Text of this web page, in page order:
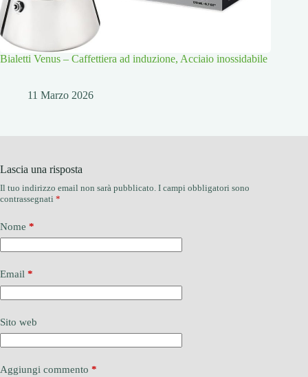
Bialetti Venus – Caffettiera ad induzione, Acciaio inossidabile
11 Marzo 2026
Lascia una risposta
Il tuo indirizzo email non sarà pubblicato. I campi obbligatori sono
contrassegnati *
Nome *
Email *
Sito web
Aggiungi commento *